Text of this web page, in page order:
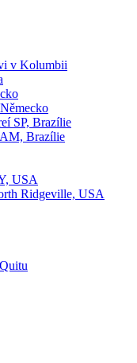
v Kolumbii
SP, Brazílie
AM, Brazílie
USA
Ridgeville, USA